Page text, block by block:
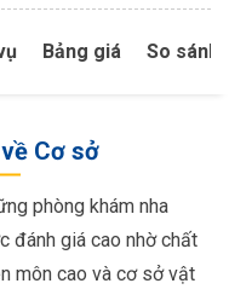
Bảng giá So sánh
Cơ sở
phòng khám nha
đánh giá cao nhờ chất
môn cao và cơ sở vật